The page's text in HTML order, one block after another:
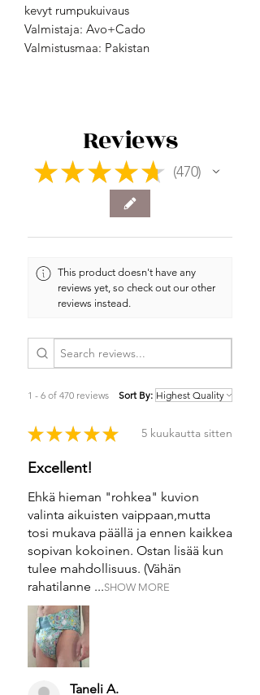
kevyt rumpukuivaus
Valmistaja: Avo+Cado
Valmistusmaa: Pakistan
Reviews
★ ★ ★ ★ ★ 470
470
This product doesn't have any
reviews yet, so check out our other
reviews instead.
1 - 6 of 470 reviews Sort By:
★ ★ ★ ★ ★ 5 kuukautta sitten
Excellent!
Ehkä hieman "rohkea" kuvion
valinta aikuisten vaippaan,mutta
tosi mukava päällä ja ennen kaikkea
sopivan kokoinen. Ostan lisää kun
tulee mahdollisuus. (Vähän
rahatilanne ...SHOW MORE
Taneli A.